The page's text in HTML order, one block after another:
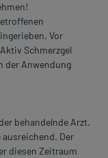
Vor
Schmerzgel
der Anwendung
behandelnde Arzt.
ausreichend. Der
diesen Zeitraum